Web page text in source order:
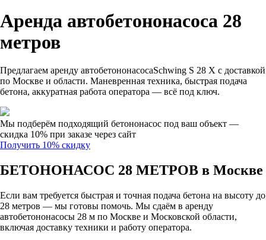
Аренда автобетононасоса 28
метров
Предлагаем аренду автобетононасосаSchwing S 28 X с доставкой
по Москве и области. Маневренная техника, быстрая подача
бетона, аккуратная работа оператора — всё под ключ.
Мы подберём подходящий бетононасос под ваш объект —
скидка 10% при заказе через сайт
Получить 10% скидку
БЕТОНОНАСОС 28 МЕТРОВ в Москве
Если вам требуется быстрая и точная подача бетона на высоту до
28 метров — мы готовы помочь. Мы сдаём в аренду
автобетононасосы 28 м по Москве и Московской области,
включая доставку техники и работу оператора.